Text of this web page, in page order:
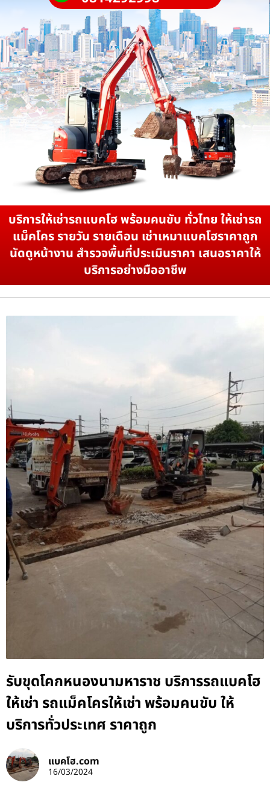
บริการให้เช่ารถแบคโฮ พร้อมคนขับ ทั่วไทย ให้เช่ารถ
แม็คโคร รายวัน รายเดือน เช่าเหมาแบคโฮราคาถูก
นัดดูหน้างาน สำรวจพื้นที่ประเมินราคา เสนอราคาให้
บริการอย่างมืออาชีพ
รับขุดโคกหนองนามหาราช บริการรถแบคโฮ
ให้เช่า รถแม็คโครให้เช่า พร้อมคนขับ ให้
บริการทั่วประเทศ ราคาถูก
แบคโฮ.com
16/03/2024